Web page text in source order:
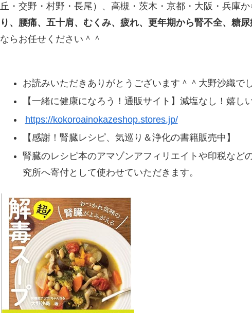
丘・交野・村野・長尾）、高槻・茨木・京都・大阪・兵庫
り、腰痛、五十肩、むくみ、疲れ、更年期から腎不全、糖尿
ならお任せください＾＾
お読みいただきありがとうございます＾＾大野沙織でし
【一緒に健康になろう！通販サイト】減塩なし！嬉し
https://kokoroainokazeshop.stores.jp/
【感謝！腎臓レシピ、気巡り＆浄化の書籍販売中】
腎臓のレシピ本のアマゾンアフィリエイトや印税など
究所へ寄付として使わせていただきます。